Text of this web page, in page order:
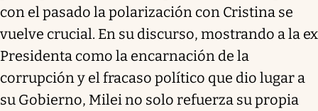
con el pasado la polarización con Cristina se
vuelve crucial. En su discurso, mostrando a la ex
Presidenta como la encarnación de la
corrupción y el fracaso político que dio lugar a
su Gobierno, Milei no solo refuerza su propia